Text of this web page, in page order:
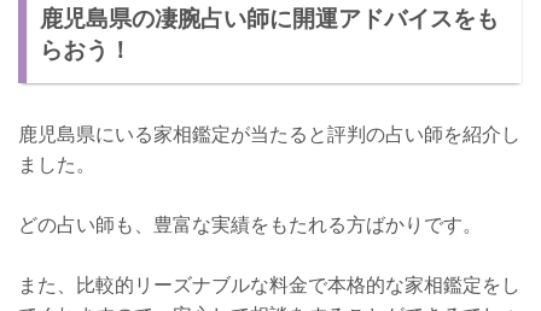
鹿児島県の凄腕占い師に開運アドバイスをも
らおう！
鹿児島県にいる家相鑑定が当たると評判の占い師を紹介し
ました。
どの占い師も、豊富な実績をもたれる方ばかりです。
また、比較的リーズナブルな料金で本格的な家相鑑定をし